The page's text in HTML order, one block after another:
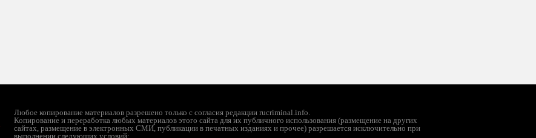
Любое копирование материалов разрешено только с согласия редакции rucriminal.info.
Копирование и переработка любых материалов этого сайта для их публичного использования (размещение на других
сайтах, размещение в электронных СМИ, публикации в печатных изданиях и прочее) разрешается исключительно при
выполнении следующих условий: